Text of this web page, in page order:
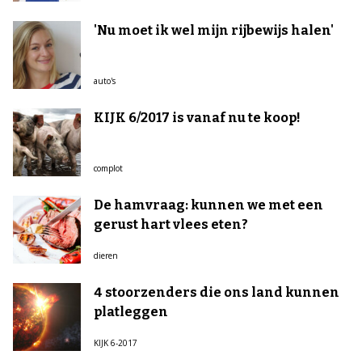
'Nu moet ik wel mijn rijbewijs halen'
auto's
KIJK 6/2017 is vanaf nu te koop!
complot
De hamvraag: kunnen we met een
gerust hart vlees eten?
dieren
4 stoorzenders die ons land kunnen
platleggen
KIJK 6-2017